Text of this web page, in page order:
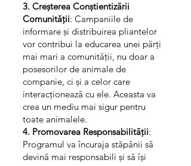
3. Creșterea Conștientizării
Comunității: Campaniile de
informare și distribuirea pliantelor
vor contribui la educarea unei părți
mai mari a comunității, nu doar a
posesorilor de animale de
companie, ci și a celor care
interacționează cu ele. Aceasta va
crea un mediu mai sigur pentru
toate animalele.
4. Promovarea Responsabilității:
Programul va încuraja stăpânii să
devină mai responsabili și să își